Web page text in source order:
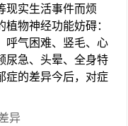
现实生活事件而烦
物神经功能妨碍：
呼气困难、竖毛、心
尿急、头晕、全身特
症的差异今后，对症
异